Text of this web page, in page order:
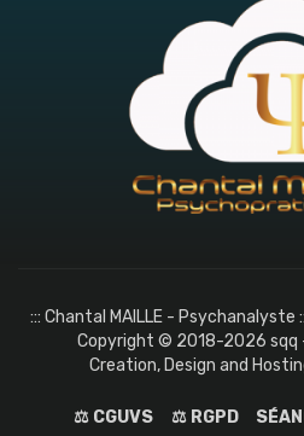
::: Chantal MAILLE - Psychanalyste
Copyright © 2018-2026 sqq
Creation, Design and
⚖️ CGUVS ⚖️ RGPD